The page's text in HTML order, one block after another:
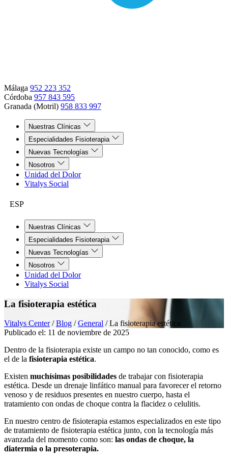
Málaga 952 223 352
Córdoba 957 843 595
Granada (Motril) 958 833 997
Nuestras Clínicas
Especialidades Fisioterapia
Nuevas Tecnologías
Nosotros
Unidad del Dolor
Vitalys Social
ESP
Nuestras Clínicas
Especialidades Fisioterapia
Nuevas Tecnologías
Nosotros
Unidad del Dolor
Vitalys Social
La fisioterapia estética
Vitalys Center / Blog / General /La fisioterapia estética
Publicado el: 11 de noviembre de 2025
Dentro de la fisioterapia existe un campo no tan conocido, como es
el de la fisioterapia estética.
Existen muchísimas posibilidades de trabajar con fisioterapia
estética. Desde un drenaje linfático manual para favorecer el retorno
venoso y de residuos presentes en nuestro cuerpo, hasta el
tratamiento con ondas de choque contra la flacidez o celulitis.
En nuestro centro de fisioterapia estamos especializados en este tipo
de tratamiento de fisioterapia estética junto, con la tecnología más
avanzada del momento como son: las ondas de choque, la
diatermia o la presoterapia.